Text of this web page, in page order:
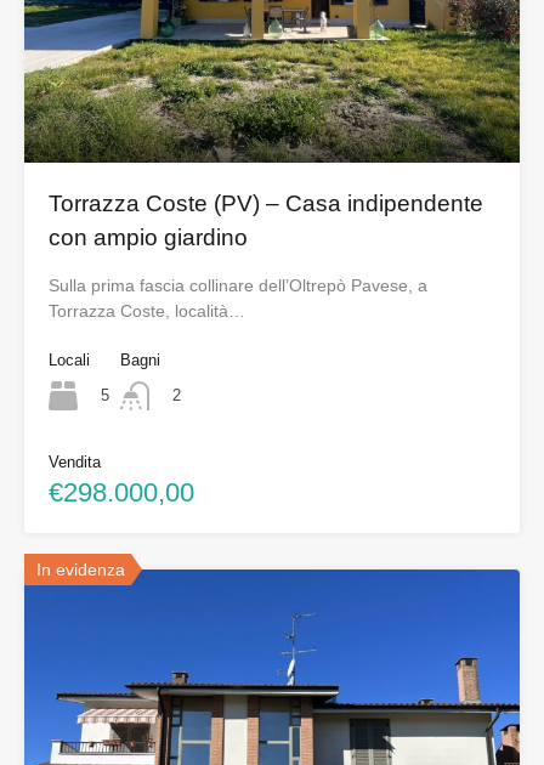
Torrazza Coste (PV) – Casa indipendente
con ampio giardino
Sulla prima fascia collinare dell’Oltrepò Pavese, a
Torrazza Coste, località…
Locali
5
Bagni
2
Vendita
€298.000,00
In evidenza